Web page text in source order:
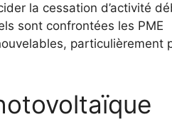
la cessation d’activité
sont confrontées les PME
particulièrement